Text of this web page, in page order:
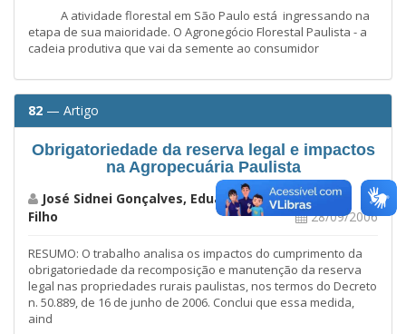
A atividade florestal em São Paulo está ingressando na
etapa de sua maioridade. O Agronegócio Florestal Paulista - a
cadeia produtiva que vai da semente ao consumidor
82 — Artigo
Obrigatoriedade da reserva legal e impactos
na Agropecuária Paulista
José Sidnei Gonçalves, Eduardo Pires Castanho
Filho
28/09/2006
RESUMO: O trabalho analisa os impactos do cumprimento da
obrigatoriedade da recomposição e manutenção da reserva
legal nas propriedades rurais paulistas, nos termos do Decreto
n. 50.889, de 16 de junho de 2006. Conclui que essa medida,
aind